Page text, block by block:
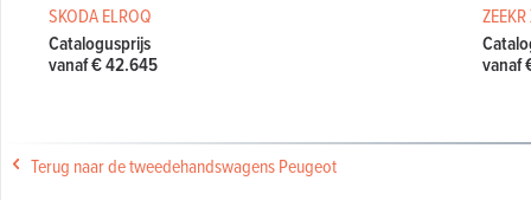
SKODA ELROQ
Catalogusprijs
vanaf € 42.645 vanaf
Terug naar de tweedehandswagens Peugeot